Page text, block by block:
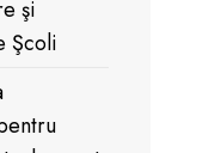
şi
Şcoli